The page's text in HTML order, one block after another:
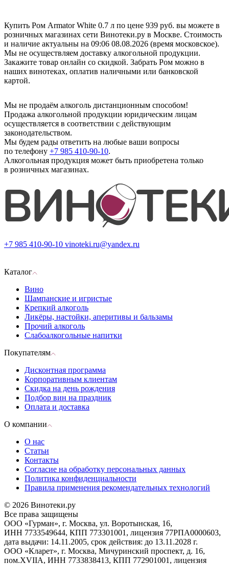
Купить Ром Armator White 0.7 л по цене 939 руб. вы можете в
розничных магазинах сети Винотеки.ру в Москве. Стоимость
и наличие актуальны на 09:06 08.08.2026 (время московское).
Мы не осуществляем доставку алкогольной продукции.
Закажите товар онлайн со скидкой. Забрать Ром можно в
наших винотеках, оплатив наличными или банковской
картой.
Мы не продаём алкоголь дистанционным способом!
Продажа алкогольной продукции юридическим лицам
осуществляется в соответствии с действующим
законодательством.
Мы будем рады ответить на любые ваши вопросы
по телефону +7 985 410-90-10.
Алкогольная продукция может быть приобретена только
в розничных магазинах.
+7 985 410-90-10 vinoteki.ru@yandex.ru
Каталог
Вино
Шампанские и игристые
Крепкий алкоголь
Ликёры, настойки, аперитивы и бальзамы
Прочий алкоголь
Слабоалкогольные напитки
Покупателям
Дисконтная программа
Корпоративным клиентам
Скидка на день рождения
Подбор вин на праздник
Оплата и доставка
О компании
О нас
Статьи
Контакты
Согласие на обработку персональных данных
Политика конфиденциальности
Правила применения рекомендательных технологий
© 2026 Винотеки.ру
Все права защищены
ООО «Гурман», г. Москва, ул. Воротынская, 16,
ИНН 7733549644, КПП 773301001, лицензия 77РПА0000603,
дата выдачи: 14.11.2005, срок действия: до 13.11.2028 г.
ООО «Кларет», г. Москва, Мичуринский проспект, д. 16,
пом.XVIIA, ИНН 7733838413, КПП 772901001, лицензия